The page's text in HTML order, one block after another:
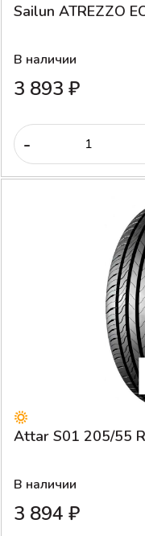
Sailun ATREZZO
В наличии
3 893 ₽
-
Attar S01 205/55
В наличии
3 894 ₽